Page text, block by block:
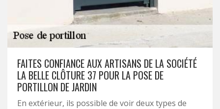
FAITES CONFIANCE AUX ARTISANS DE LA SOCIÉTÉ
LA BELLE CLÔTURE 37 POUR LA POSE DE
PORTILLON DE JARDIN
En extérieur, ils possible de voir deux types de